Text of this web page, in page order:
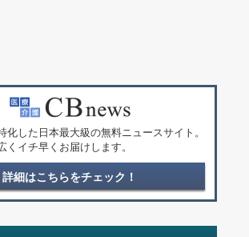
化した日本最大級の無料ニュースサイト。
くイチ早くお届けします。
詳細はこちらをチェック！